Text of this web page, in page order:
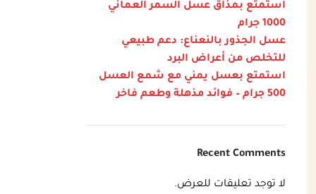
استمتع بمذاق عسل السمر العماني
1000 جرام
عسل الجذور بالنعناع: دعم طبيعي
للتخلص من أعراض البرد
استمتع بعسل يمني مع شمع العسل
500 جرام – فوائد مذهلة وطعم فاخر
Recent Comments
لا توجد تعليقات للعرض.